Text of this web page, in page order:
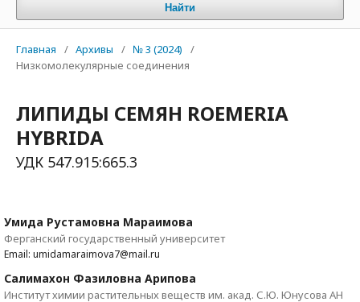
Найти
Главная / Архивы / № 3 (2024)
/
Низкомолекулярные соединения
ЛИПИДЫ СЕМЯН ROEMERIA
HYBRIDA
УДК 547.915:665.3
Умида Рустамовна Мараимова
Ферганский государственный университет
Email: umidamaraimova7@mail.ru
Салимахон Фазиловна Арипова
Институт химии растительных веществ им. акад. С.Ю. Юнусова АН